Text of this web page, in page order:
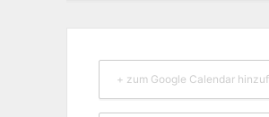
+ zum Google Calendar